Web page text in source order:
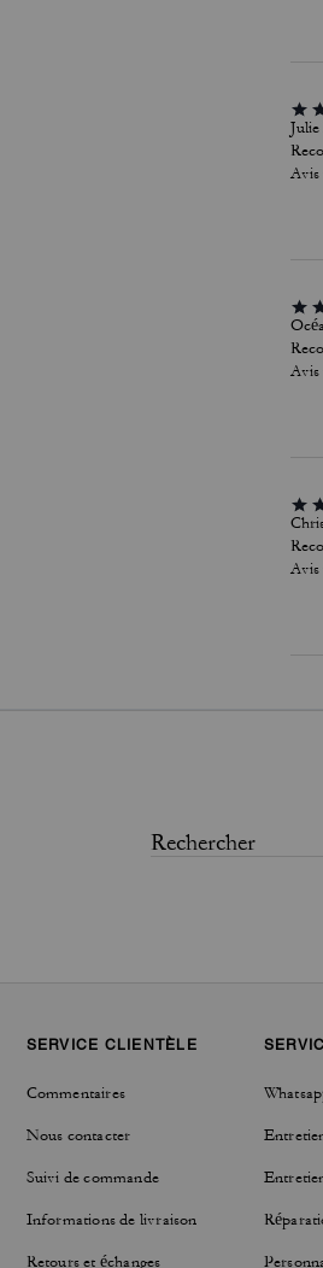
Avis
Avis
Avis
SERVICE CLIENTÈLE
Commentaires
Nous contacter
Suivi de commande
Informations de livraison
Retours et échanges